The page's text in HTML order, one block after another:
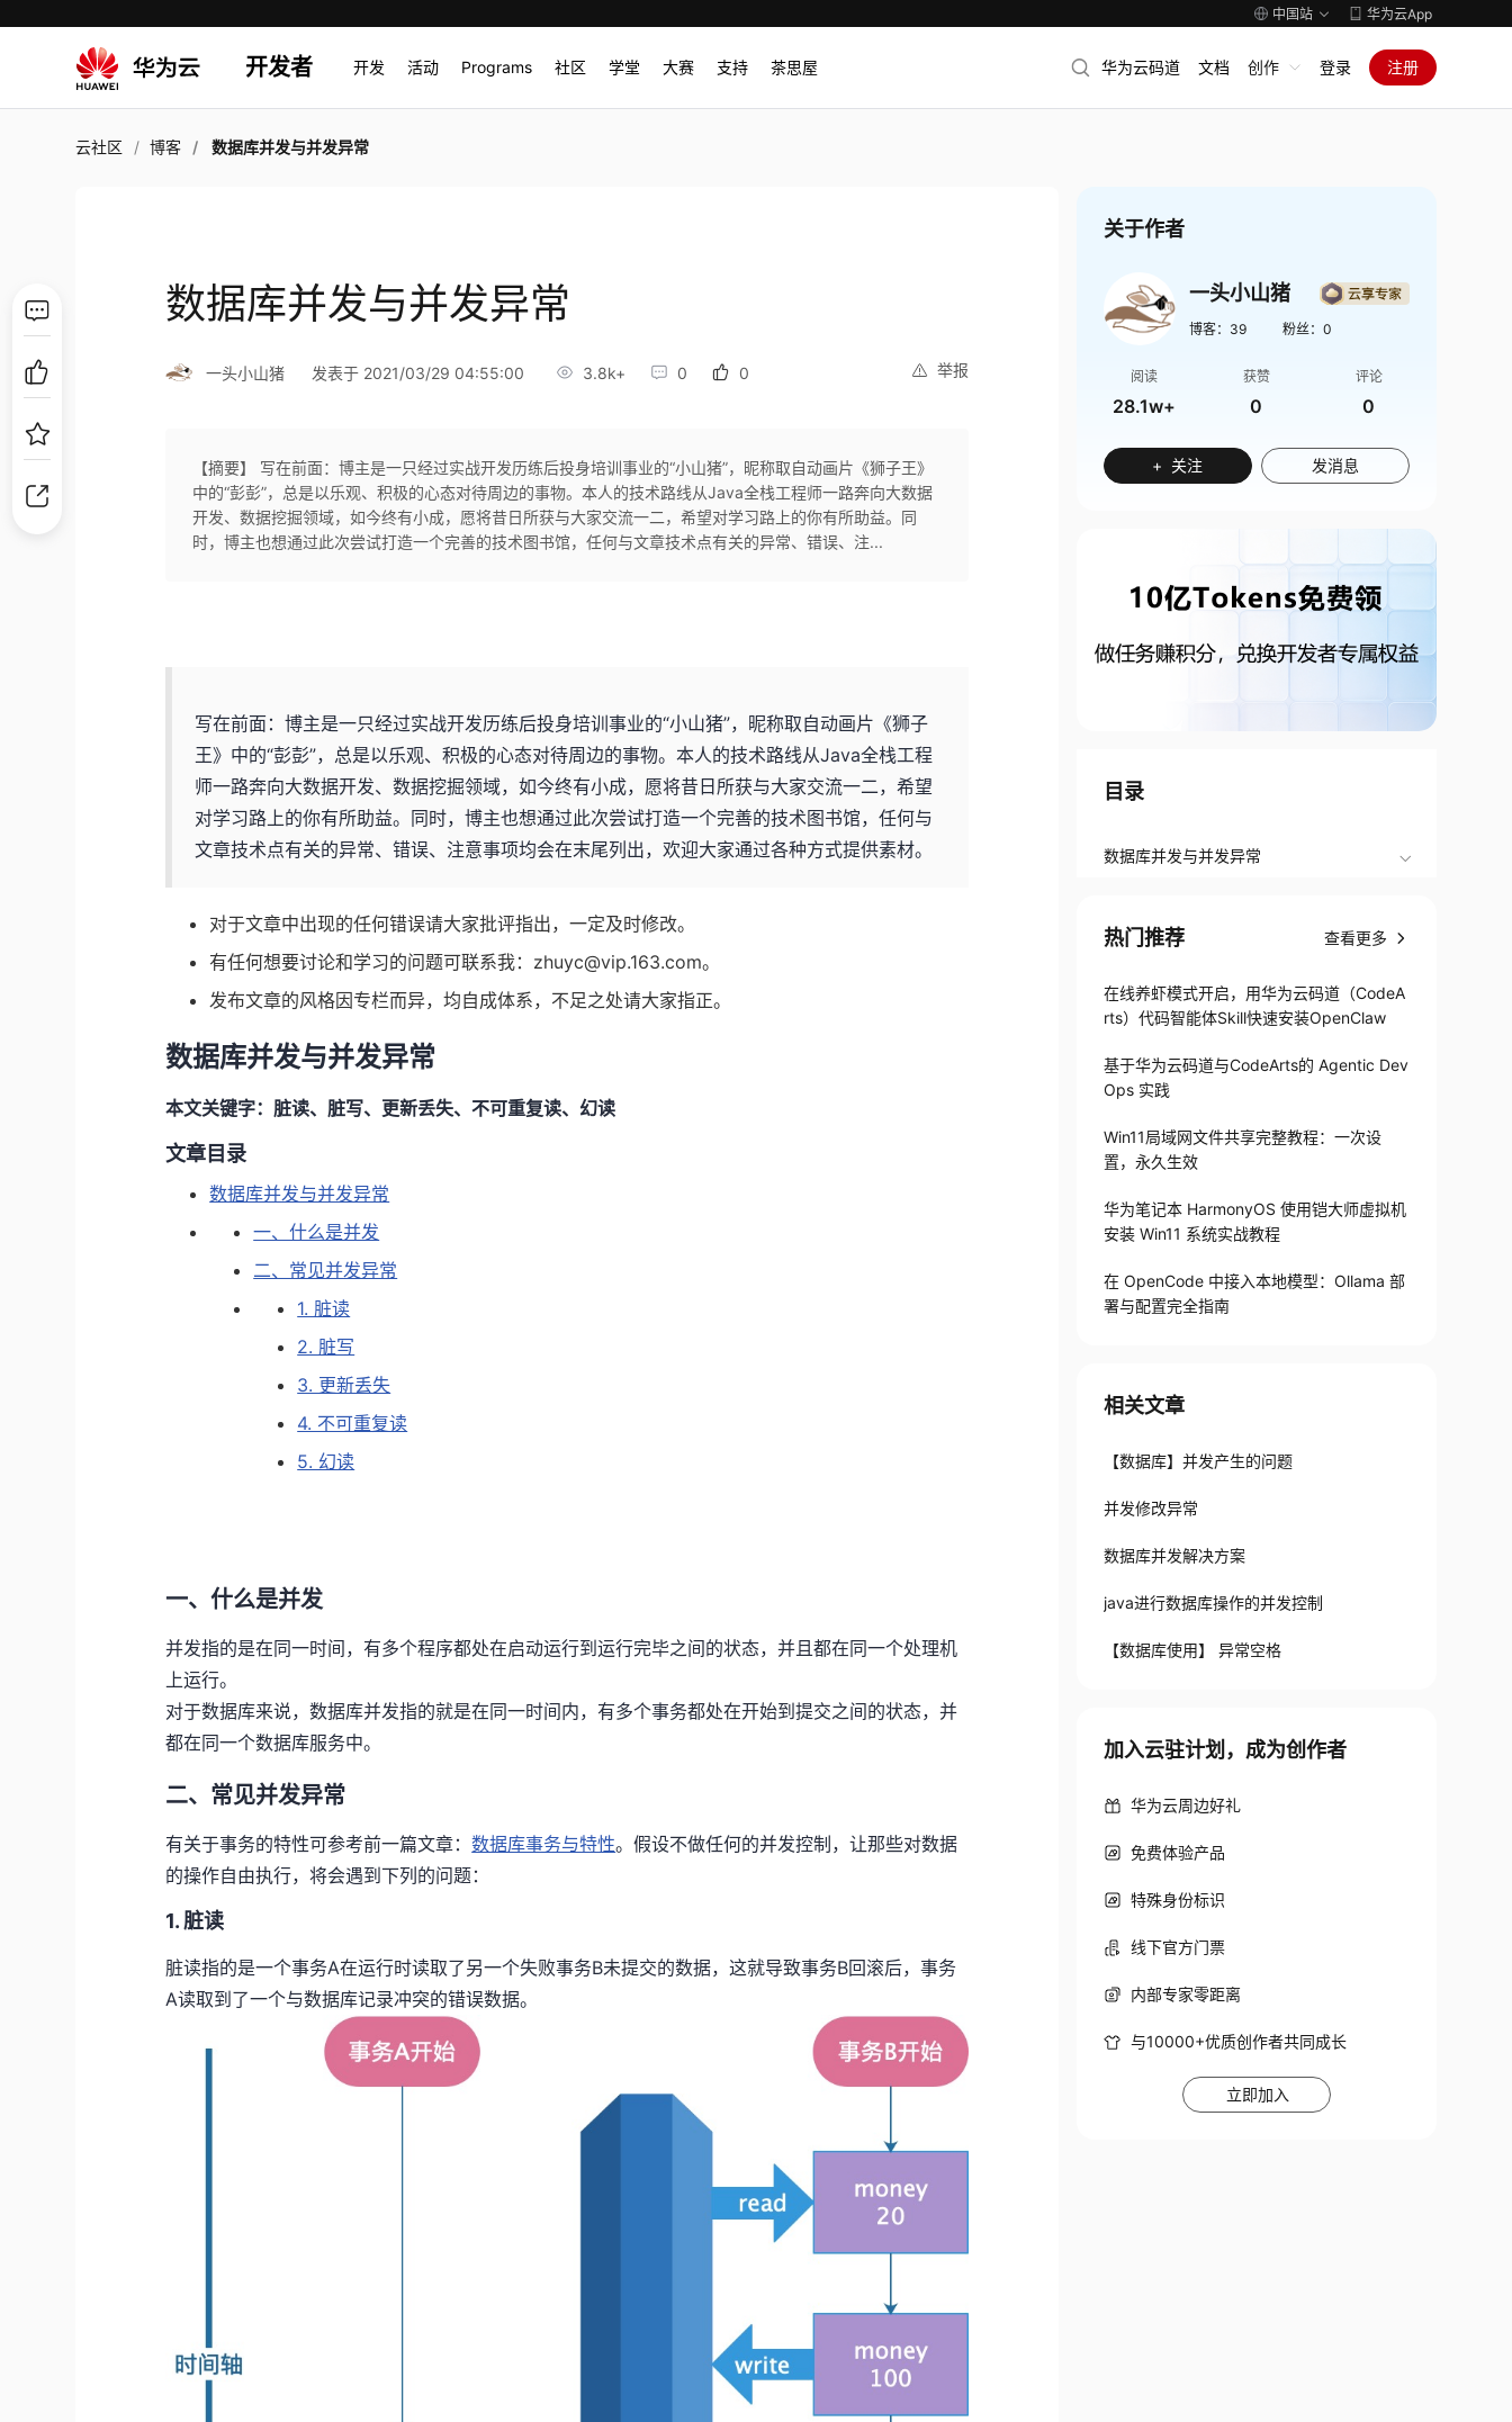
中国站 华为云App
开发者 开发 活动 Programs 社区 学堂 大赛 支持 茶思屋 华为云码道 文档 创作 登录 注册
云社区 博客 数据库并发与并发异常
数据库并发与并发异常
举报
一头小山猪 发表于 2021/03/29 04:55:00 3.8k+ 0 0
【摘要】 写在前面：博主是一只经过实战开发历练后投身培训事业的“小山猪”，昵称取自动画片《狮子王》
中的“彭彭”，总是以乐观、积极的心态对待周边的事物。本人的技术路线从Java全栈工程师一路奔向大数据
开发、数据挖掘领域，如今终有小成，愿将昔日所获与大家交流一二，希望对学习路上的你有所助益。同
时，博主也想通过此次尝试打造一个完善的技术图书馆，任何与文章技术点有关的异常、错误、注...
写在前面：博主是一只经过实战开发历练后投身培训事业的“小山猪”，昵称取自动画片《狮子
王》中的“彭彭”，总是以乐观、积极的心态对待周边的事物。本人的技术路线从Java全栈工程
师一路奔向大数据开发、数据挖掘领域，如今终有小成，愿将昔日所获与大家交流一二，希望
对学习路上的你有所助益。同时，博主也想通过此次尝试打造一个完善的技术图书馆，任何与
文章技术点有关的异常、错误、注意事项均会在末尾列出，欢迎大家通过各种方式提供素材。
对于文章中出现的任何错误请大家批评指出，一定及时修改。
有任何想要讨论和学习的问题可联系我：zhuyc@vip.163.com。
发布文章的风格因专栏而异，均自成体系，不足之处请大家指正。
数据库并发与并发异常
本文关键字：脏读、脏写、更新丢失、不可重复读、幻读
文章目录
数据库并发与并发异常
一、什么是并发
二、常见并发异常
1. 脏读
2. 脏写
3. 更新丢失
4. 不可重复读
5. 幻读
一、什么是并发
并发指的是在同一时间，有多个程序都处在启动运行到运行完毕之间的状态，并且都在同一个处理机
上运行。
对于数据库来说，数据库并发指的就是在同一时间内，有多个事务都处在开始到提交之间的状态，并
都在同一个数据库服务中。
二、常见并发异常
有关于事务的特性可参考前一篇文章：数据库事务与特性。假设不做任何的并发控制，让那些对数据
的操作自由执行，将会遇到下列的问题：
1. 脏读
脏读指的是一个事务A在运行时读取了另一个失败事务B未提交的数据，这就导致事务B回滚后，事务
A读取到了一个与数据库记录冲突的错误数据。
关于作者
一头小山猪
博客： 39 粉丝： 0
阅读
28.1w+
获赞
0
评论
0
+ 关注 发消息
目录
数据库并发与并发异常
热门推荐 查看更多
在线养虾模式开启，用华为云码道（CodeA
rts）代码智能体Skill快速安装OpenClaw
基于华为云码道与CodeArts的 Agentic Dev
Ops 实践
Win11局域网文件共享完整教程：一次设
置，永久生效
华为笔记本 HarmonyOS 使用铠大师虚拟机
安装 Win11 系统实战教程
在 OpenCode 中接入本地模型：Ollama 部
署与配置完全指南
相关文章
【数据库】并发产生的问题
并发修改异常
数据库并发解决方案
java进行数据库操作的并发控制
【数据库使用】 异常空格
加入云驻计划，成为创作者
华为云周边好礼
免费体验产品
特殊身份标识
线下官方门票
内部专家零距离
与10000+优质创作者共同成长
立即加入